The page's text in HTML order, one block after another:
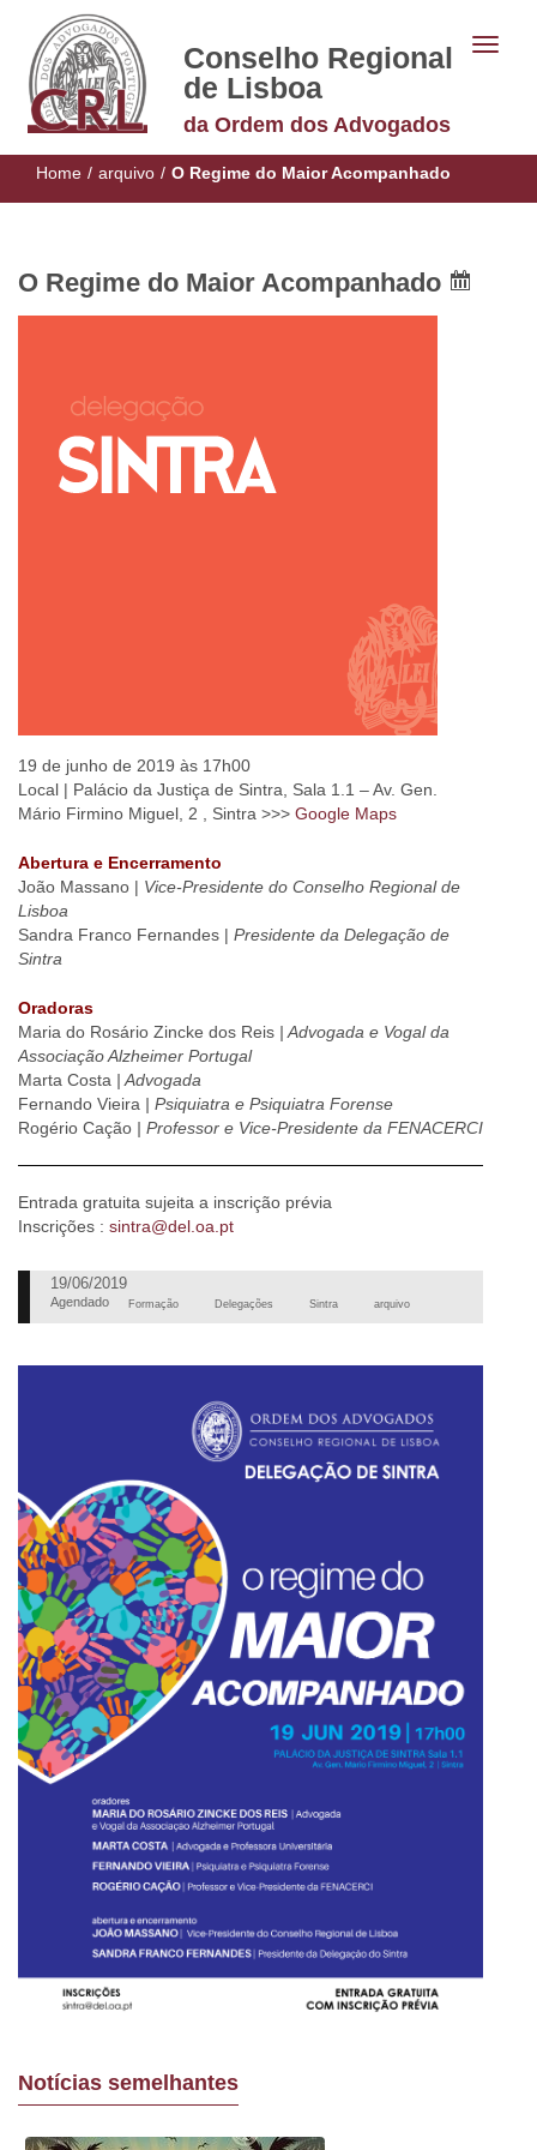
Conselho Regional
de Lisboa
da Ordem dos Advogados
Home / arquivo / O Regime do Maior Acompanhado
O Regime do Maior Acompanhado
19 de junho de 2019 às 17h00
Local | Palácio da Justiça de Sintra, Sala 1.1 – Av. Gen.
Mário Firmino Miguel, 2 , Sintra >>> Google Maps
Abertura e Encerramento
João Massano | Vice-Presidente do Conselho Regional de
Lisboa
Sandra Franco Fernandes | Presidente da Delegação de
Sintra
Oradoras
Maria do Rosário Zincke dos Reis | Advogada e Vogal da
Associação Alzheimer Portugal
Marta Costa | Advogada
Fernando Vieira | Psiquiatra e Psiquiatra Forense
Rogério Cação | Professor e Vice-Presidente da FENACERCI
Entrada gratuita sujeita a inscrição prévia
Inscrições : sintra@del.oa.pt
19/06/2019
Agendado Formação Delegações Sintra arquivo
Notícias semelhantes